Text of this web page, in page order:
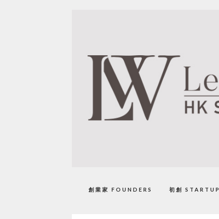
創業家 FOUNDERS 初創